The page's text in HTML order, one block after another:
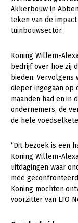
Thema’s
Gezonde dieren
Natuur,
Bodem en
Platteland en
Internationaal
Sectoren
Dier
Akkerbouw in
teken van de
tuinbouwsector.
Koning Willem-
bedrijf over hoe zij
bieden.
dieper ingegaan op
maanden had en in
ondernemers, de
de hele
“Dit bezoek is een
Koning Willem-
uitdagingen waar
mee
Koning mochten
voorzitter van LTO